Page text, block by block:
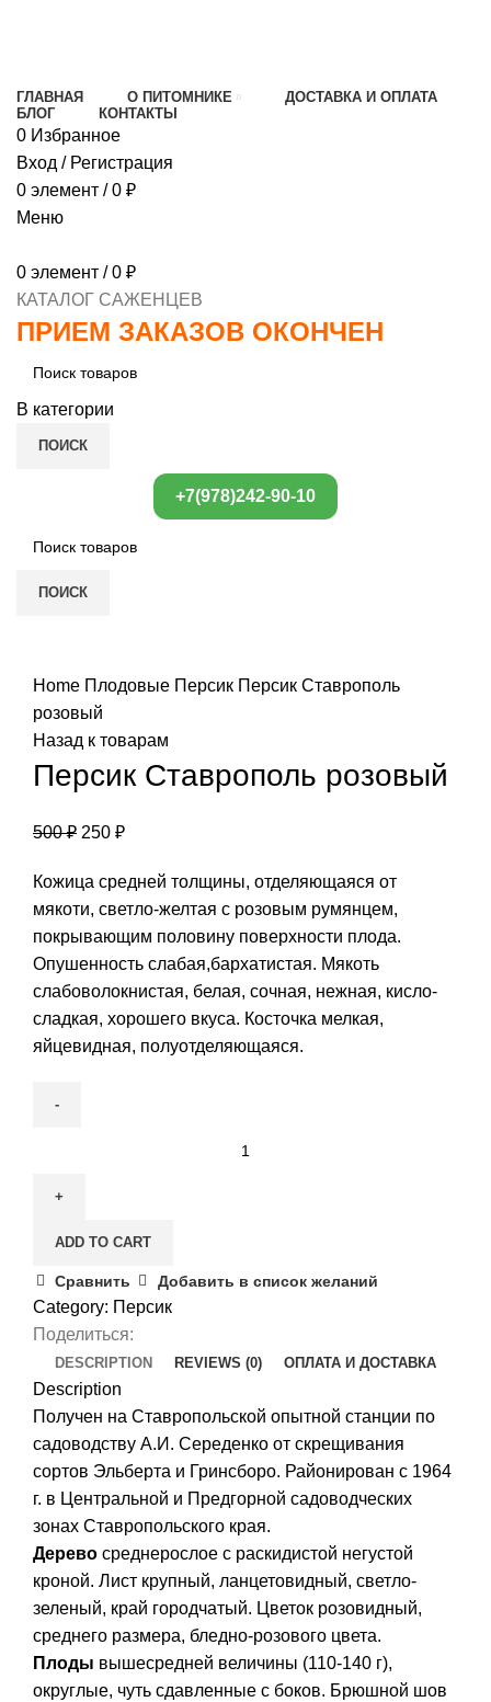
ГЛАВНАЯ О ПИТОМНИКЕ
ДОСТАВКА И ОПЛАТА
БЛОГ
КОНТАКТЫ
0 Избранное
Вход / Регистрация
0 элемент / 0 ₽
Меню
0 элемент / 0 ₽
КАТАЛОГ САЖЕНЦЕВ
ПРИЕМ ЗАКАЗОВ ОКОНЧЕН
В категории
ПОИСК
+7(978)242-90-10
ПОИСК
Home Плодовые Персик Персик Ставрополь
розовый
Назад к товарам
Персик Ставрополь розовый
500₽ 250 ₽
Кожица средней толщины, отделяющаяся от
мякоти, светло-желтая с розовым румянцем,
покрывающим половину поверхности плода.
Опушенность слабая,бархатистая. Мякоть
слабоволокнистая, белая, сочная, нежная, кисло-
сладкая, хорошего вкуса. Косточка мелкая,
яйцевидная, полуотделяющаяся.
розовый
ADD TO CART
Сравнить Добавить в список желаний
Category: Персик
Поделиться:
DESCRIPTION REVIEWS (0) ОПЛАТА И ДОСТАВКА
Description
Получен на Ставропольской опытной станции по
садоводству А.И. Середенко от скрещивания
сортов Эльберта и Гринсборо. Районирован с 1964
г. в Центральной и Предгорной садоводческих
зонах Ставропольского края.
Дерево среднерослое с раскидистой негустой
кроной. Лист крупный, ланцетовидный, светло-
зеленый, край городчатый. Цветок розовидный,
среднего размера, бледно-розового цвета.
Плоды вышесредней величины (110-140 г),
округлые, чуть сдавленные с боков. Брюшной шов